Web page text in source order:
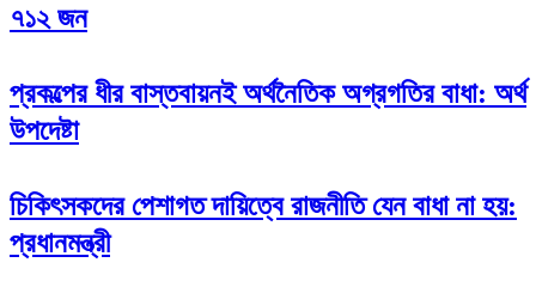
৭১২ জন
প্রকল্পের ধীর বাস্তবায়নই অর্থনৈতিক অগ্রগতির বাধা: অর্থ
উপদেষ্টা
চিকিৎসকদের পেশাগত দায়িত্বে রাজনীতি যেন বাধা না হয়:
প্রধানমন্ত্রী